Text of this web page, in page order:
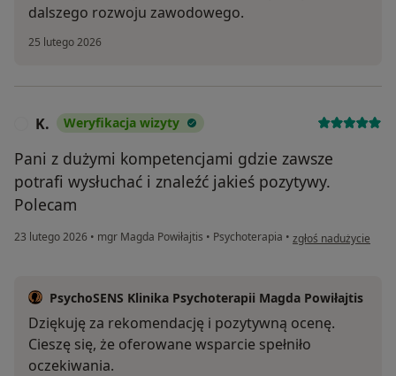
dalszego rozwoju zawodowego.
25 lutego 2026
K. Weryfikacja wizyty
Pani z dużymi kompetencjami gdzie zawsze
potrafi wysłuchać i znaleźć jakieś pozytywy.
Polecam
23 lutego 2026 • mgr Magda Powiłajtis • Psychoterapia • w opinii użytkownika
zgłoś nadużycie
PsychoSENS Klinika Psychoterapii Magda Powiłajtis
Dziękuję za rekomendację i pozytywną ocenę.
Cieszę się, że oferowane wsparcie spełniło
oczekiwania.